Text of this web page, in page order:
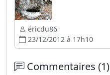
éricdu86
23/12/2012 à 17h10
Commentaires (1)